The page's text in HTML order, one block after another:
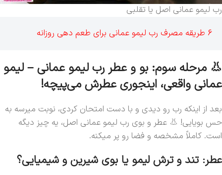
رب لیمو عمانی اصل یا تقلبی
6 طریقه مصرف رب لیمو عمانی برای طعم دهی روزانه
👃 مرحله سوم: بو و عطر رب لیمو عمانی – لیمو
عمانی واقعی، اینجوری عطرش می‌پیچه!
بعد از اینکه رب رو دیدی و با دست امتحان کردی، نوبت میرسه به
حس بویایی! 👃 عطر و بوی رب لیمو عمانی اصل، یه چیز دیگه
است. کاملاً مشخصه و فضا رو پر میکنه.
عطر: تند و ترش لیمو یا بوی شیرین و شیمیایی؟